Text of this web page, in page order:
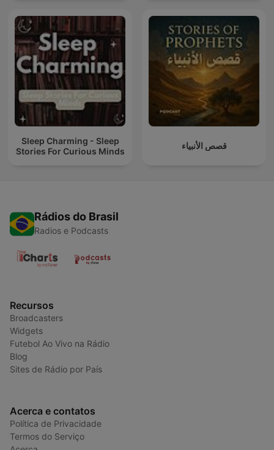
Sleep Charming - Sleep
Stories For Curious Minds
قصص الأنبياء
Rádios do Brasil
Radios e Podcasts
Recursos
Broadcasters
Widgets
Futebol Ao Vivo na Rádio
Blog
Sites de Rádio por País
Acerca e contatos
Política de Privacidade
Termos do Serviço